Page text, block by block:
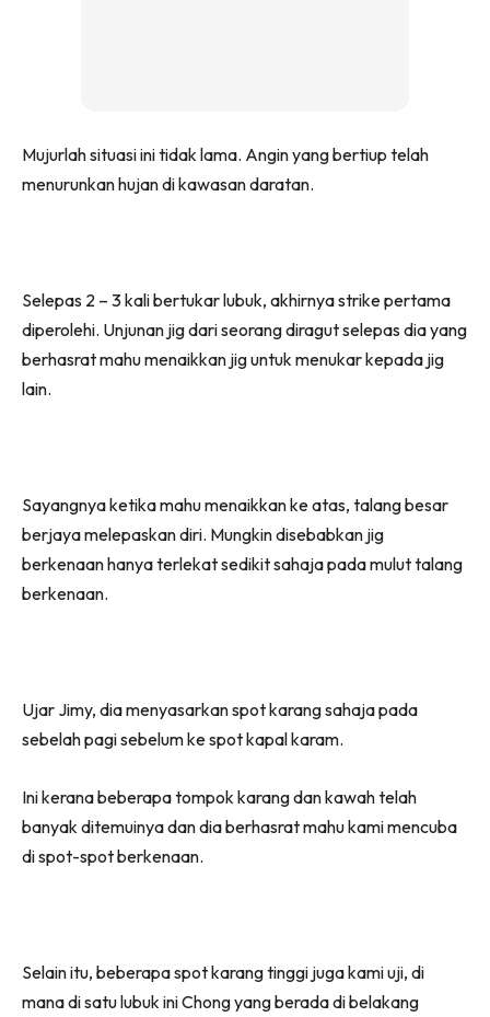
Mujurlah situasi ini tidak lama. Angin yang bertiup telah
menurunkan hujan di kawasan daratan.
Selepas 2 – 3 kali bertukar lubuk, akhirnya strike pertama
diperolehi. Unjunan jig dari seorang diragut selepas dia yang
berhasrat mahu menaikkan jig untuk menukar kepada jig
lain.
Sayangnya ketika mahu menaikkan ke atas, talang besar
berjaya melepaskan diri. Mungkin disebabkan jig
berkenaan hanya terlekat sedikit sahaja pada mulut talang
berkenaan.
Ujar Jimy, dia menyasarkan spot karang sahaja pada
sebelah pagi sebelum ke spot kapal karam.
Ini kerana beberapa tompok karang dan kawah telah
banyak ditemuinya dan dia berhasrat mahu kami mencuba
di spot-spot berkenaan.
Selain itu, beberapa spot karang tinggi juga kami uji, di
mana di satu lubuk ini Chong yang berada di belakang